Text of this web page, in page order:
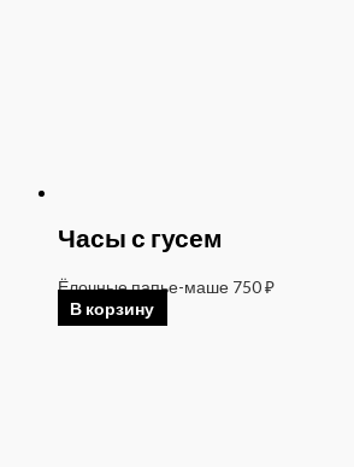
Часы с гусем
Ёлочные папье-маше 750₽
В корзину